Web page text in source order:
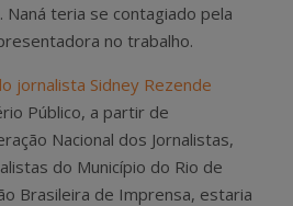
Naná teria se contagiado pela
no trabalho.
jornalista Sidney Rezende
Público, a partir de
Nacional dos Jornalistas,
do Município do Rio de
Brasileira de Imprensa, estaria